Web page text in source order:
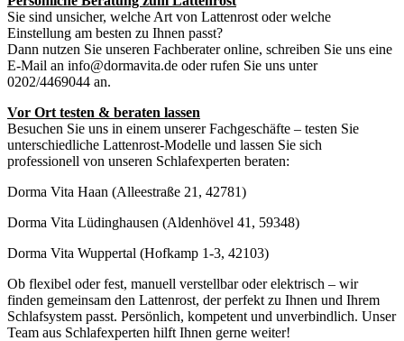
Sie sind unsicher, welche Art von Lattenrost oder welche
Einstellung am besten zu Ihnen passt?
Dann nutzen Sie unseren Fachberater online, schreiben Sie uns eine
E-Mail an info@dormavita.de oder rufen Sie uns unter
0202/4469044 an.
Vor Ort testen & beraten lassen
Besuchen Sie uns in einem unserer Fachgeschäfte – testen Sie
unterschiedliche Lattenrost-Modelle und lassen Sie sich
professionell von unseren Schlafexperten beraten:
Dorma Vita Haan (Alleestraße 21, 42781)
Dorma Vita Lüdinghausen (Aldenhövel 41, 59348)
Dorma Vita Wuppertal (Hofkamp 1-3, 42103)
Ob flexibel oder fest, manuell verstellbar oder elektrisch – wir
finden gemeinsam den Lattenrost, der perfekt zu Ihnen und Ihrem
Schlafsystem passt. Persönlich, kompetent und unverbindlich. Unser
Team aus Schlafexperten hilft Ihnen gerne weiter!